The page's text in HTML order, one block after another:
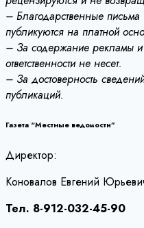
– Благодарственные письма
публикуются на платной
– За содержание рекламы
ответственности не несет.
– За достоверность
публикаций.
Газета “Местные ведомости”
Директор:
Коновалов Евгений
Тел. 8-912-032-45-90